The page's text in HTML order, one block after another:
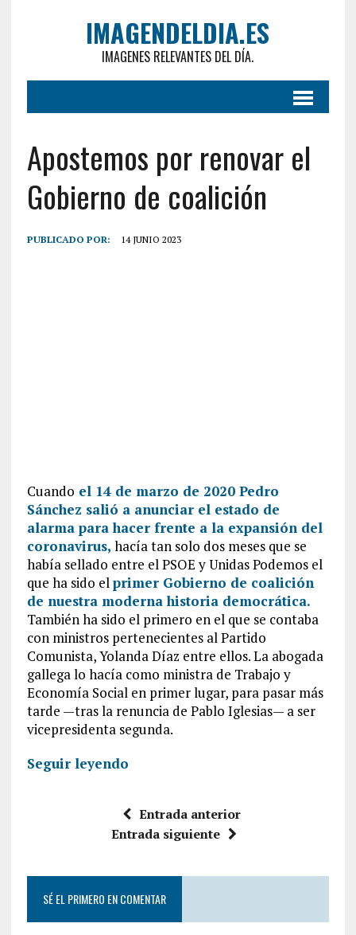
IMAGENDELDIA.ES
IMAGENES RELEVANTES DEL DÍA.
Apostemos por renovar el
Gobierno de coalición
PUBLICADO POR: 14 JUNIO 2023
Cuando el 14 de marzo de 2020 Pedro
Sánchez salió a anunciar el estado de
alarma para hacer frente a la expansión del
coronavirus, hacía tan solo dos meses que se
había sellado entre el PSOE y Unidas Podemos el
que ha sido elprimer Gobierno de coalición
de nuestra moderna historia democrática.
También ha sido el primero en el que se contaba
con ministros pertenecientes al Partido
Comunista, Yolanda Díaz entre ellos. La abogada
gallega lo hacía como ministra de Trabajo y
Economía Social en primer lugar, para pasar más
tarde —tras la renuncia de Pablo Iglesias— a ser
vicepresidenta segunda.
Seguir leyendo
Entrada anterior
Entrada siguiente
SÉ EL PRIMERO EN COMENTAR